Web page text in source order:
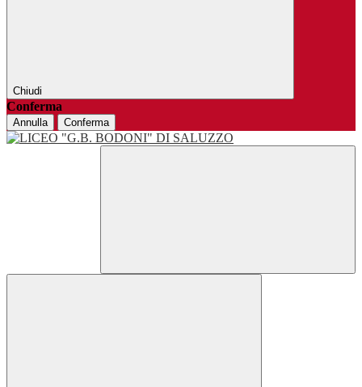
Chiudi
Conferma
Annulla Conferma